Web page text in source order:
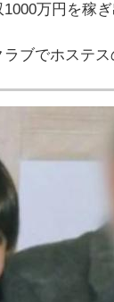
万円を稼
ブでホステス